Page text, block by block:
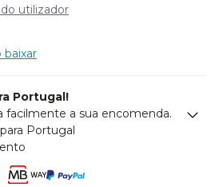
utilizador
baixar
Portugal!
facilmente a sua encomenda.
Portugal